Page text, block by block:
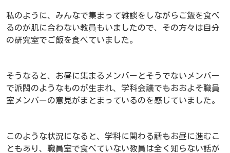
私のように、みんなで集まって雑談をしながらご飯を食べ
るのが肌に合わない教員もいましたので、その方々は自分
の研究室でご飯を食べていました。
そうなると、お昼に集まるメンバーとそうでないメンバー
で派閥のようなものが生まれ、学科会議でもおおよそ職員
室メンバーの意見がまとまっているのを感じていました。
このような状況になると、学科に関わる話もお昼に進むこ
ともあり、職員室で食べていない教員は全く知らない話が